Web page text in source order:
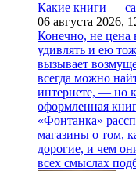
Какие книги —
06 августа 2026,
Конечно, не
удивлять и ею
вызывает
всегда можно
интернете, — но
оформленная
«Фонтанка»
магазины о том,
дорогие, и чем
всех смыслах